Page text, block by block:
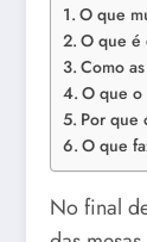
O que
O que é
Como
O que o
Por que
O que
No final